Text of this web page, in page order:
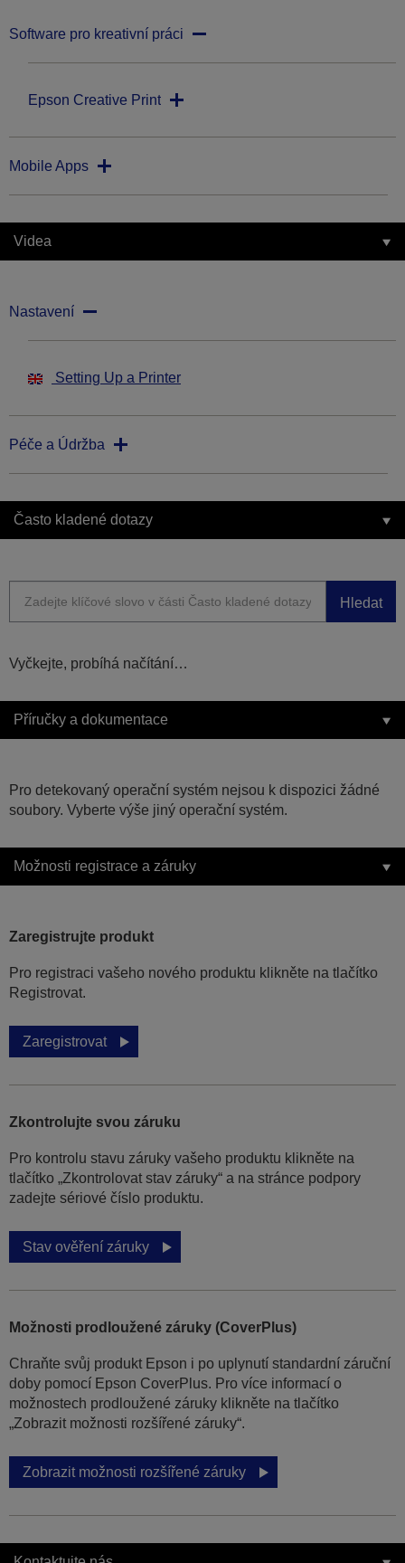
Software pro kreativní práci
Epson Creative Print
Mobile Apps
Videa
Nastavení
Setting Up a Printer
Péče a Údržba
Často kladené dotazy
Hledat
Vyčkejte, probíhá načítání…
Příručky a dokumentace
Pro detekovaný operační systém nejsou k dispozici žádné
soubory. Vyberte výše jiný operační systém.
Možnosti registrace a záruky
Zaregistrujte produkt
Pro registraci vašeho nového produktu klikněte na tlačítko
Registrovat.
Zaregistrovat
Zkontrolujte svou záruku
Pro kontrolu stavu záruky vašeho produktu klikněte na
tlačítko „Zkontrolovat stav záruky“ a na stránce podpory
zadejte sériové číslo produktu.
Stav ověření záruky
Možnosti prodloužené záruky (CoverPlus)
Chraňte svůj produkt Epson i po uplynutí standardní záruční
doby pomocí Epson CoverPlus. Pro více informací o
možnostech prodloužené záruky klikněte na tlačítko
„Zobrazit možnosti rozšířené záruky“.
Zobrazit možnosti rozšířené záruky